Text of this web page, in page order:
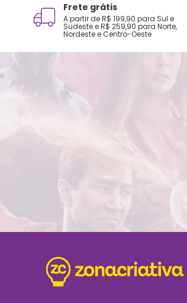
Frete grátis
A partir de R$ 199,90 para Sul e
Sudeste e R$ 259,90 para Norte,
Nordeste e Centro-Oeste